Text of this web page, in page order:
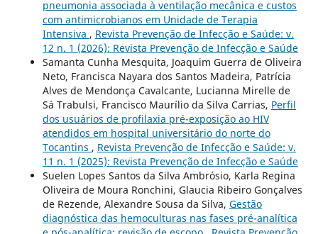
pneumonia associada à ventilação mecânica e custos
com antimicrobianos em Unidade de Terapia
Intensiva , Revista Prevenção de Infecção e Saúde: v.
12 n. 1 (2026): Revista Prevenção de Infecção e Saúde
Samanta Cunha Mesquita, Joaquim Guerra de Oliveira
Neto, Francisca Nayara dos Santos Madeira, Patrícia
Alves de Mendonça Cavalcante, Lucianna Mirelle de
Sá Trabulsi, Francisco Maurílio da Silva Carrias, Perfil
dos usuários de profilaxia pré-exposição ao HIV
atendidos em hospital universitário do norte do
Tocantins , Revista Prevenção de Infecção e Saúde: v.
11 n. 1 (2025): Revista Prevenção de Infecção e Saúde
Suelen Lopes Santos da Silva Ambrósio, Karla Regina
Oliveira de Moura Ronchini, Glaucia Ribeiro Gonçalves
de Rezende, Alexandre Sousa da Silva, Gestão
diagnóstica das hemoculturas nas fases pré-analítica